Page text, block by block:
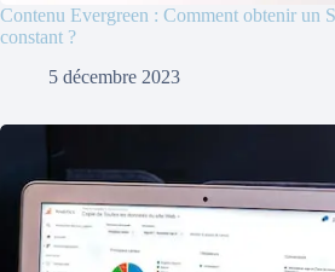
Contenu Evergreen : Comment obtenir un
constant ?
5 décembre 2023